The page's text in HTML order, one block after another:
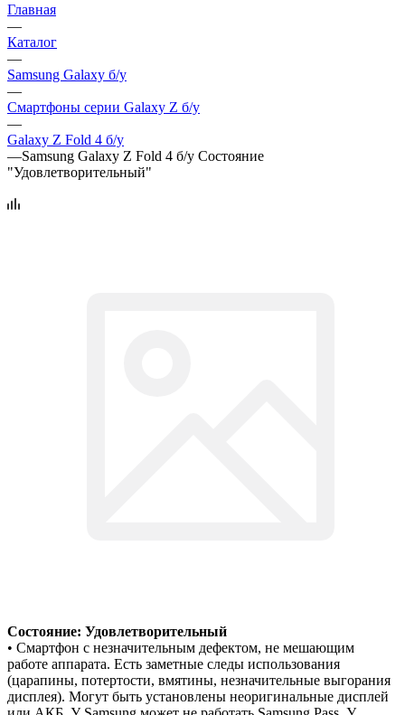
Главная
—
Каталог
—
Samsung Galaxy б/у
—
Смартфоны серии Galaxy Z б/у
—
Galaxy Z Fold 4 б/у
—Samsung Galaxy Z Fold 4 б/у Состояние
"Удовлетворительный"
Состояние: Удовлетворительный
• Смартфон с незначительным дефектом, не мешающим
работе аппарата. Есть заметные следы использования
(царапины, потертости, вмятины, незначительные выгорания
дисплея). Могут быть установлены неоригинальные дисплей